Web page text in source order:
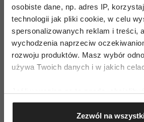
osobiste dane, np. adres IP,
technologii jak pliki cookie, w celu
spersonalizowanych reklam i treści,
wychodzenia naprzeciw
rozwoju produktów. Masz wybór
używa Twoich danych i w jakich
Gromadzić dane dotyczące
geograficznej z dokładnością
Zezwól na
się spotkanie autorskie z
dyskusja z gośćmi specjalnymi
i filmie.
Wystawa dostępna w dniach
w niedzielę od 12:00, w